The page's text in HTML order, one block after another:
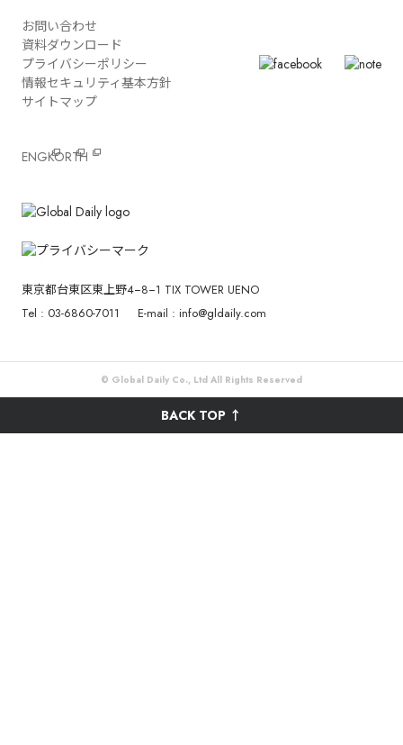
お問い合わせ
資料ダウンロード
プライバシーポリシー
情報セキュリティ基本方針
サイトマップ
ENGKORTH
東京都台東区東上野4−8−1 TIX TOWER UENO
Tel : 03-6860-7011
E-mail : info@gldaily.com
© Global Daily Co., Ltd All Rights Reserved
BACK TOP ↑